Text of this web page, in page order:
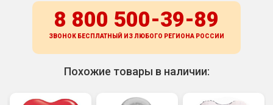
8 800 500-39-89
ЗВОНОК БЕСПЛАТНЫЙ ИЗ ЛЮБОГО РЕГИОНА РОССИИ
Похожие товары в наличии: